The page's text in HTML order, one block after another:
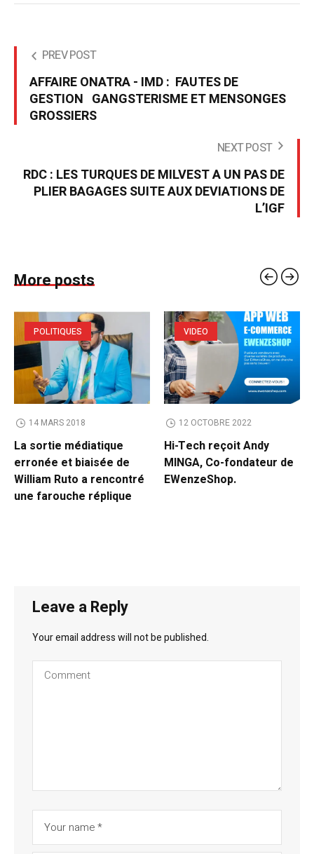
PREV POST
AFFAIRE ONATRA - IMD : FAUTES DE
GESTION GANGSTERISME ET MENSONGES
GROSSIERS
NEXT POST
RDC : LES TURQUES DE MILVEST A UN PAS DE
PLIER BAGAGES SUITE AUX DEVIATIONS DE
L’IGF
More posts
POLITIQUES
14 MARS 2018
La sortie médiatique
erronée et biaisée de
William Ruto a rencontré
une farouche réplique
VIDEO
12 OCTOBRE 2022
Hi-Tech reçoit Andy
MINGA, Co-fondateur de
EWenzeShop.
Leave a Reply
Your email address will not be published.